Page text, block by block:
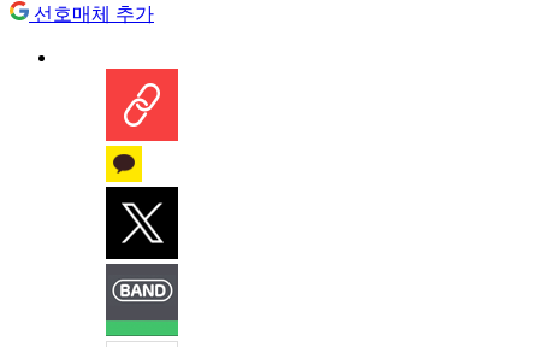
선호매체 추가